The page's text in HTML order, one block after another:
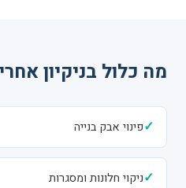
מה כלול בניקיון
✓פינוי אבק בנייה
✓ניקוי חלונות ומסגרות